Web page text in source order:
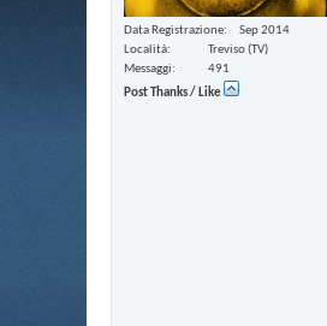
Data Registrazione
Sep 2014
Località
Treviso (TV)
Messaggi
491
Post Thanks / Like